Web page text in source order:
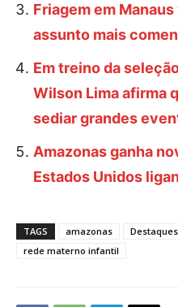
Friagem em
assunto mais
Em treino da
Wilson Lima afirma
sediar grandes
Amazonas ganha
Estados Unidos
TAGS amazonas Destaques
rede materno infantil